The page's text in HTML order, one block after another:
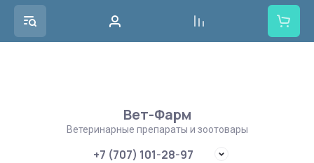
Вет-Фарм
Ветеринарные препараты и зоотовары
+7 (707) 101-28-97